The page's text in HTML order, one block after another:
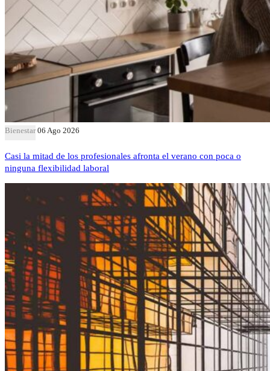
Bienestar 06 Ago 2026
Casi la mitad de los profesionales afronta el verano con poca o
ninguna flexibilidad laboral